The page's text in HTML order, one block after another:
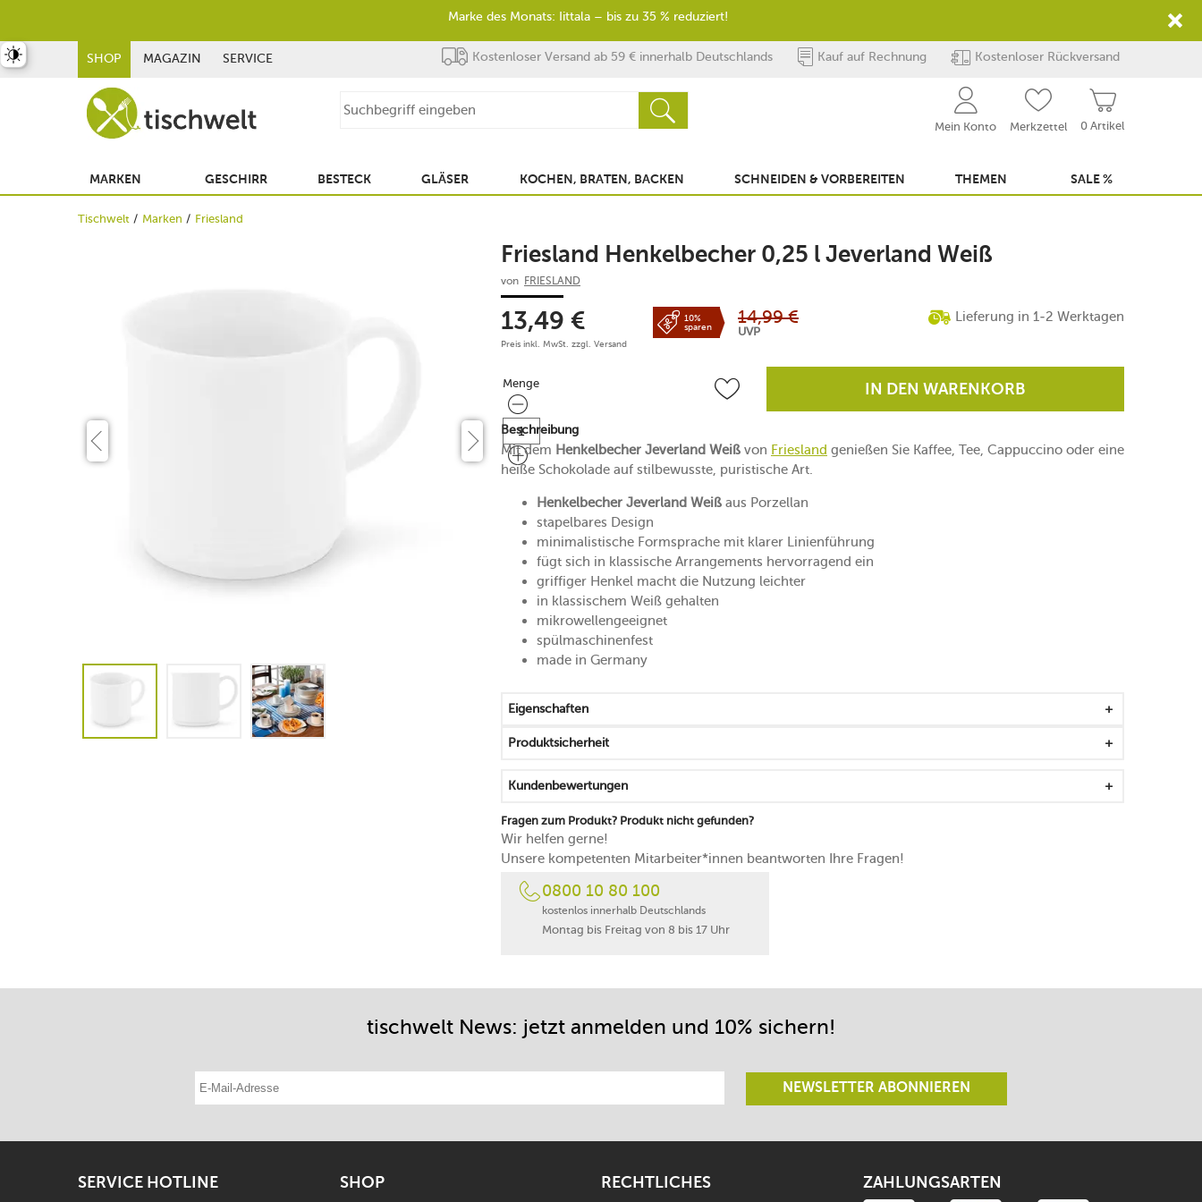
SHOP MAGAZIN SERVICE Kostenloser Versand ab 59 € innerhalb Deutschlands Kauf auf Rechnung Kostenloser Rückversand
0 Artikel
Mein Konto Merkzettel
MARKEN GESCHIRR BESTECK GLÄSER KOCHEN, BRATEN, BACKEN SCHNEIDEN & VORBEREITEN THEMEN SALE %
Tischwelt Marken Friesland
Friesland Henkelbecher 0,25 l Jeverland Weiß
von FRIESLAND
13,49 €
Preis inkl. MwSt. zzgl. Versand
10%
sparen
14,99 €
UVP
Lieferung in 1-2 Werktagen
Menge
Menge IN DEN WARENKORB
Beschreibung
Mit dem Henkelbecher Jeverland Weiß von Friesland genießen Sie Kaffee, Tee, Cappuccino oder eine
heiße Schokolade auf stilbewusste, puristische Art.
Henkelbecher Jeverland Weiß aus Porzellan
stapelbares Design
minimalistische Formsprache mit klarer Linienführung
fügt sich in klassische Arrangements hervorragend ein
griffiger Henkel macht die Nutzung leichter
in klassischem Weiß gehalten
mikrowellengeeignet
spülmaschinenfest
made in Germany
Eigenschaften
Produktsicherheit
Kundenbewertungen
Fragen zum Produkt? Produkt nicht gefunden?
Wir helfen gerne!
Unsere kompetenten Mitarbeiter*innen beantworten Ihre Fragen!
0800 10 80 100
kostenlos innerhalb Deutschlands
Montag bis Freitag von 8 bis 17 Uhr
tischwelt News: jetzt anmelden und 10% sichern!
E-Mail-Adresse eintragen
NEWSLETTER ABONNIEREN
SERVICE HOTLINE SHOP RECHTLICHES ZAHLUNGSARTEN
umschalten
Marke des Monats: Iittala – bis zu 35 % reduziert!